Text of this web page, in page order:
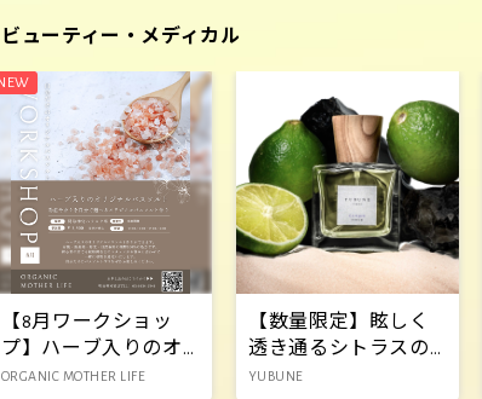
ビューティー・メディカル
【8月ワークショッ
プ】ハーブ入りのオ
リジナルバスソルト
ORGANIC MOTHER LIFE
【数量限定】眩しく
透き通るシトラスの
香り「GUNJOU」を今
YUBUNE